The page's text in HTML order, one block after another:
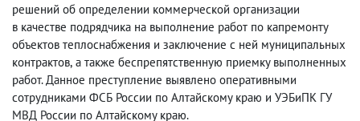
решений об определении коммерческой организации
в качестве подрядчика на выполнение работ по капремонту
объектов теплоснабжения и заключение с ней муниципальных
контрактов, а также беспрепятственную приемку выполненных
работ. Данное преступление выявлено оперативными
сотрудниками ФСБ России по Алтайскому краю и УЭБиПК ГУ
МВД России по Алтайскому краю.